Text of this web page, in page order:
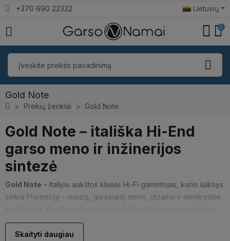
+370 690 22322 Lietuvių
0
Gold Note
Prekių ženklai Gold Note
Gold Note – itališka Hi-End
garso meno ir inžinerijos
sintezė
Gold Note – Italijos aukštos klasės Hi-Fi gamintojas, kurio šaknys
siekia Florenciją – miestą, garsėjantį meno, dizaino ir meistrystės
ekosistemą – nuo patefonų ir fonokorektorių iki stiprintuvų, tinklo
grotuvų bei garsiakalbių. Visi Gold Note produktai projektuojami,
Skaityti daugiau